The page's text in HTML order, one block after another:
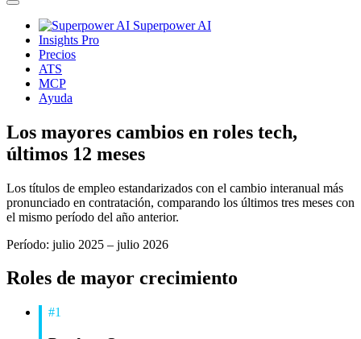
Superpower AI
Insights Pro
Precios
ATS
MCP
Ayuda
Los mayores cambios en roles tech,
últimos 12 meses
Los títulos de empleo estandarizados con el cambio interanual más
pronunciado en contratación, comparando los últimos tres meses con
el mismo período del año anterior.
Período: julio 2025 – julio 2026
Roles de mayor crecimiento
#1